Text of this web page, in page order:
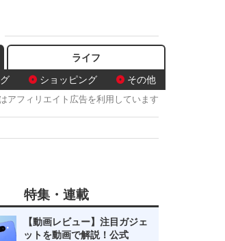
ショッピング その他
ライフ
アフィリエイト広告を利用しています
特集・連載
【動画レビュー】注目ガジェ
ットを動画で解説！公式